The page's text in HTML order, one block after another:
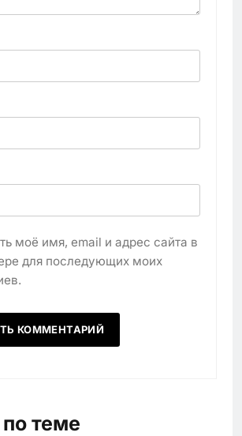
моё имя, email и адрес сайта в
для последующих моих
теме